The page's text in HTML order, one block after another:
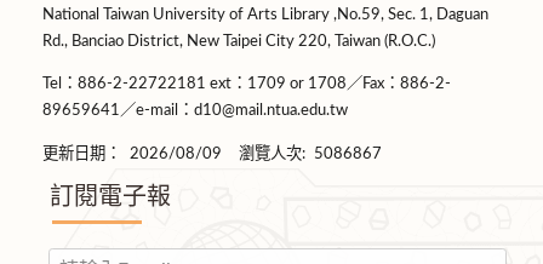
National Taiwan University of Arts Library ,No.59, Sec. 1, Daguan
Rd., Banciao District, New Taipei City 220, Taiwan (R.O.C.)
Tel：886-2-22722181 ext：1709 or 1708／Fax：886-2-
89659641／e-mail：d10@mail.ntua.edu.tw
更新日期： 2026/08/09 瀏覽人次: 5086867
訂閱電子報